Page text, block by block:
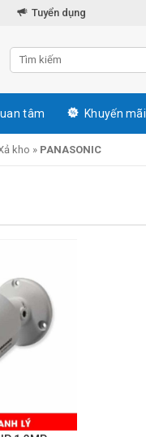
Tuyển dụng
tâm Khuyến mãi
kho » PANASONIC